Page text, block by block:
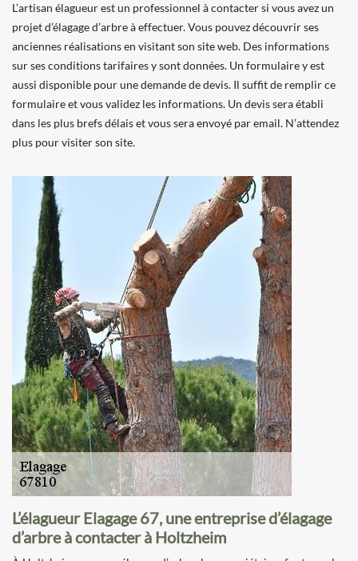
L’artisan élagueur est un professionnel à contacter si vous avez un
projet d’élagage d’arbre à effectuer. Vous pouvez découvrir ses
anciennes réalisations en visitant son site web. Des informations
sur ses conditions tarifaires y sont données. Un formulaire y est
aussi disponible pour une demande de devis. Il suffit de remplir ce
formulaire et vous validez les informations. Un devis sera établi
dans les plus brefs délais et vous sera envoyé par email. N’attendez
plus pour visiter son site.
L’élagueur Elagage 67, une entreprise d’élagage
d’arbre à contacter à Holtzheim